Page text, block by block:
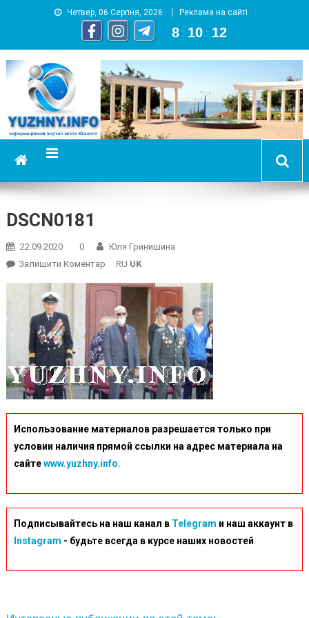
Четвер, 06 Серпня, 2026 Реклама на сайті
8 : 10 : 13
YUZHNY.INFO
информационный портал города Южный
DSCN0181
22.09.2020 0
Юля Гринишина
Залишити КоментарOn RU UK
Использование материалов разрешается только при
условии наличия прямой ссылки на адрес материала на
сайтеwww.yuzhny.info.
Подписывайтесь на наш канал в Telegram и наш аккаунт в
Instagram - будьте всегда в курсе наших новостей